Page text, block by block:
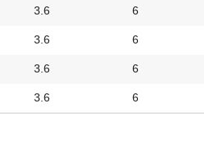
3.6 6
3.6 6
3.6 6
3.6 6